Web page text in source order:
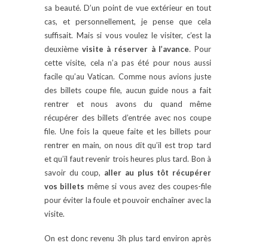
sa beauté. D’un point de vue extérieur en tout
cas, et personnellement, je pense que cela
suffisait. Mais si vous voulez le visiter, c’est la
deuxième visite à réserver à l’avance. Pour
cette visite, cela n’a pas été pour nous aussi
facile qu’au Vatican. Comme nous avions juste
des billets coupe file, aucun guide nous a fait
rentrer et nous avons du quand même
récupérer des billets d’entrée avec nos coupe
file. Une fois la queue faite et les billets pour
rentrer en main, on nous dit qu’il est trop tard
et qu’il faut revenir trois heures plus tard. Bon à
savoir du coup, aller au plus tôt récupérer
vos billets même si vous avez des coupes-file
pour éviter la foule et pouvoir enchaîner avec la
visite.
On est donc revenu 3h plus tard environ après